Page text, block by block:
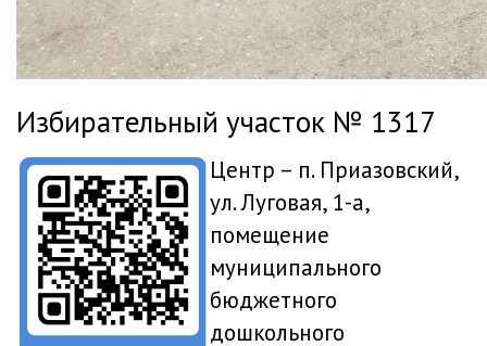
Избирательный участок № 1317
Центр – п. Приазовский,
ул. Луговая, 1-а,
помещение
муниципального
бюджетного
дошкольного